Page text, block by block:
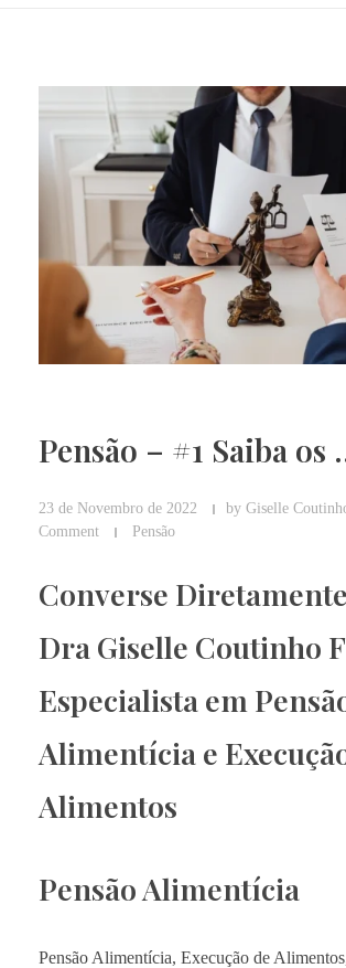
Pensão – #1 Saiba os
23 de Novembro de 2022 by Giselle
Comment
Pensão
Converse
Dra Giselle Coutinho
Especialista em
Alimentícia e
Alimentos
Pensão Alimentícia
Pensão Alimentícia, Execução de